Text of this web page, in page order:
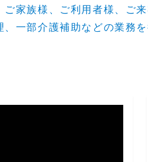
家族様、ご利用者様、ご
一部介護補助などの業務を